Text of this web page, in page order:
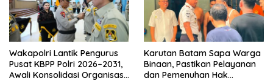
Wakapolri Lantik Pengurus
Pusat KBPP Polri 2026–2031,
Awali Konsolidasi Organisasi
Karutan Batam Sapa Warga
Binaan, Pastikan Pelayanan
dan Pemenuhan Hak